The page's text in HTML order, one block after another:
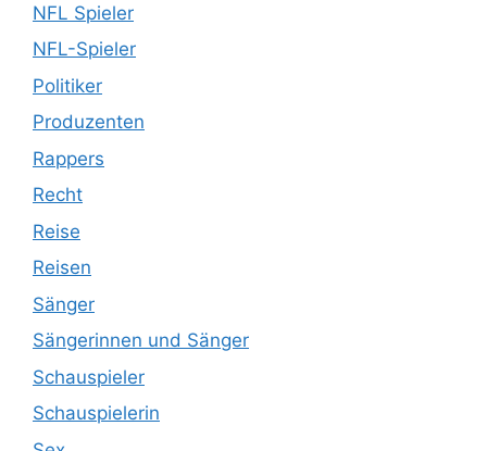
NFL Spieler
NFL-Spieler
Politiker
Produzenten
Rappers
Recht
Reise
Reisen
Sänger
Sängerinnen und Sänger
Schauspieler
Schauspielerin